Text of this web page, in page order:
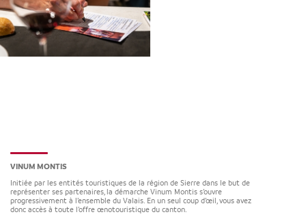
VINUM MONTIS
Initiée par les entités touristiques de la région de Sierre dans le but de
représenter ses partenaires, la démarche Vinum Montis s’ouvre
progressivement à l’ensemble du Valais. En un seul coup d’œil, vous avez
donc accès à toute l’offre œnotouristique du canton.